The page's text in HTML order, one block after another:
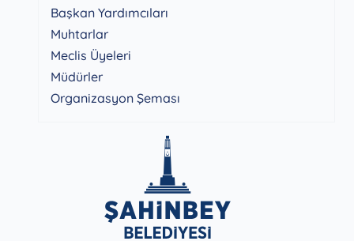
Başkan Yardımcıları
Muhtarlar
Meclis Üyeleri
Müdürler
Organizasyon Şeması